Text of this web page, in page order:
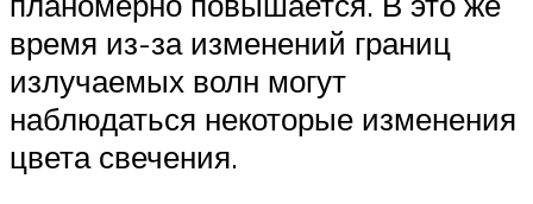
время из-за изменений границ
излучаемых волн могут
наблюдаться некоторые изменения
цвета свечения.